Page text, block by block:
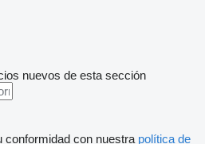
nuevos de esta sección
con nuestra política de